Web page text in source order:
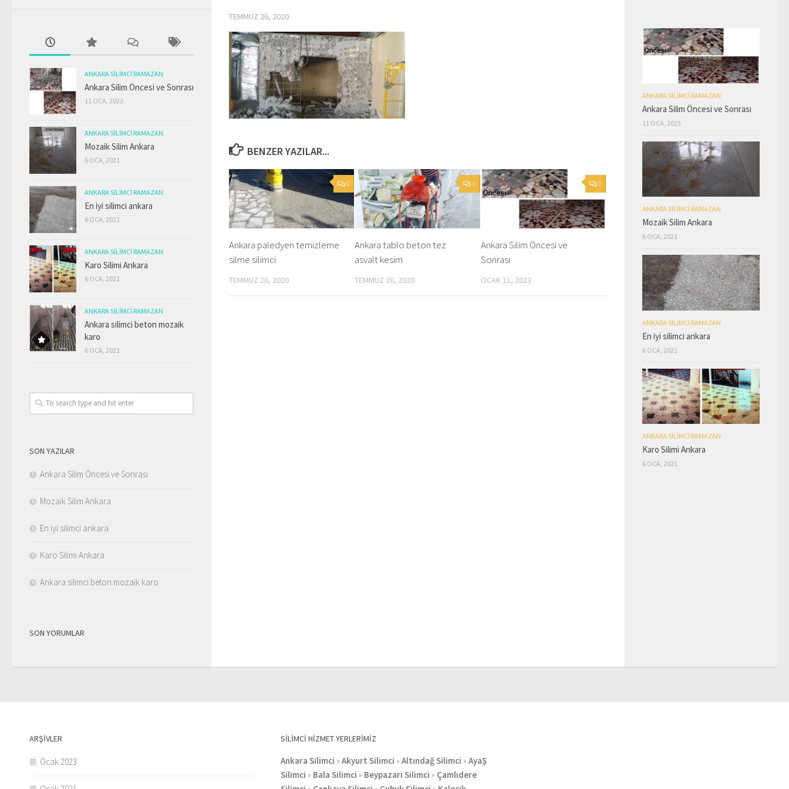
TEMMUZ 26, 2020
BENZER YAZILAR...
0
Ankara paledyen temizleme
silme silimci
TEMMUZ 26, 2020
0
Ankara tablo beton tez
asvalt kesim
TEMMUZ 26, 2020
0
Ankara Silim Öncesi ve
Sonrası
OCAK 11, 2023
ANKARA SILIMCI RAMAZAN
Ankara Silim Öncesi ve Sonrası
11 OCA, 2023
ANKARA SILIMCI RAMAZAN
Mozaik Silim Ankara
6 OCA, 2021
ANKARA SILIMCI RAMAZAN
En iyi silimci ankara
6 OCA, 2021
ANKARA SILIMCI RAMAZAN
Karo Silimi Ankara
6 OCA, 2021
ANKARA SILIMCI RAMAZAN
Ankara silimci beton mozaik
karo
6 OCA, 2021
SON YAZILAR
Ankara Silim Öncesi ve Sonrası
Mozaik Silim Ankara
En iyi silimci ankara
Karo Silimi Ankara
Ankara silimci beton mozaik karo
SON YORUMLAR
ANKARA SILIMCI RAMAZAN
Ankara Silim Öncesi ve Sonrası
11 OCA, 2023
ANKARA SILIMCI RAMAZAN
Mozaik Silim Ankara
6 OCA, 2021
ANKARA SILIMCI RAMAZAN
En iyi silimci ankara
6 OCA, 2021
ANKARA SILIMCI RAMAZAN
Karo Silimi Ankara
6 OCA, 2021
ARŞIVLER
Ocak 2023
SILIMCI HIZMET YERLERIMIZ
Ankara Silimci » Akyurt Silimci » Altındağ Silimci » AyaŞ
Silimci » Bala Silimci » Beypazarı Silimci » Çamlıdere